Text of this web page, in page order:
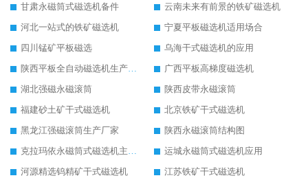
甘肃永磁筒式磁选机备件
云南未来有前景的铁矿磁选机
河北一站式的铁矿磁选机
宁夏平板磁选机适用场合
四川锰矿平板磁选
乌海干式磁选机的应用
陕西平板全自动磁选机生产厂家
广西平板高梯度磁选机
湖北强磁永磁滚筒
陕西皮带永磁滚筒
福建砂土矿干式磁选机
北京铁矿干式磁选机
黑龙江强磁滚筒生产厂家
陕西永磁滚筒结构图
克拉玛依永磁筒式磁选机主要技术参数
运城永磁筒式磁选机应用
河源精选钨精矿干式磁选机
江苏铁矿干式磁选机